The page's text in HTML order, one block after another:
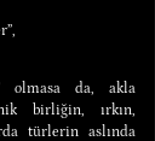
olmasa da, akla
birliğin, ırkın,
türlerin aslında